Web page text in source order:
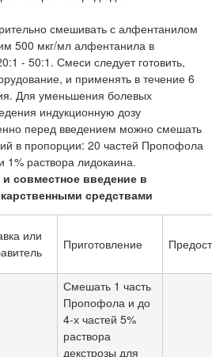
смешивать с алфентанилом
500 мкг/мл алфентанила в
- 50:1. Смеси следует готовить,
и применять в течение 6
Для уменьшения болевых
индукционную дозу
перед введением можно смешать
в пропорции: 20 частей Пропофола
1% раствора лидокаина.
совместное введение в
средствами
или
Приготовление
Смешать 1 часть
Пропофола и до
4-х частей 5%
раствора
декстрозы для